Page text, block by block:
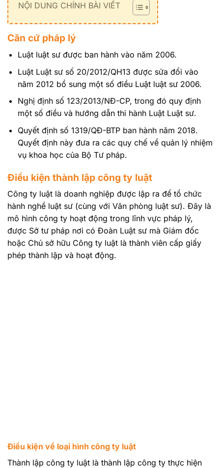
NỘI DUNG CHÍNH BÀI VIẾT
Căn cứ pháp lý
Luật luật sư được ban hành vào năm 2006.
Luật Luật sư số 20/2012/QH13 được sửa đổi vào
năm 2012 bổ sung một số điều Luật luật sư 2006.
Nghị định số 123/2013/NĐ-CP, trong đó quy định
một số điều và hướng dẫn thi hành Luật Luật sư.
Quyết định số 1319/QĐ-BTP ban hành năm 2018.
Quyết định này đưa ra các quy chế về quản lý nhiệm
vụ khoa học của Bộ Tư pháp.
Điều kiện thành lập công ty luật
Công ty luật là doanh nghiệp được lập ra để tổ chức
hành nghề luật sư (cùng với Văn phòng luật sư). Đây là
mô hình công ty hoạt động trong lĩnh vực pháp lý,
được Sở tư pháp nơi có Đoàn Luật sư mà Giám đốc
hoặc Chủ sở hữu Công ty luật là thành viên cấp giấy
phép thành lập và hoạt động.
Điều kiện về loại hình công ty luật
Thành lập công ty luật là thành lập công ty thực hiện